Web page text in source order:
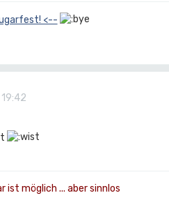
<--
ist möglich ... aber sinnlos